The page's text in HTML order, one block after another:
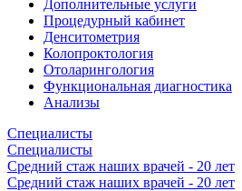
Дополнительные услуги
Процедурный кабинет
Денситометрия
Колопроктология
Отоларингология
Функциональная диагностика
Анализы
Специалисты
Специалисты
Средний стаж наших врачей - 20 лет
Средний стаж наших врачей - 20 лет